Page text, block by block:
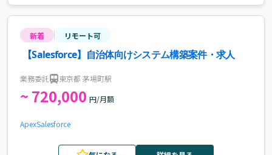
新着 リモート可
【Salesforce】自治体向けシステム構築案件・求人
業務委託 東京都 茅場町駅
~ 720,000 円/月額
ApexSalesforce